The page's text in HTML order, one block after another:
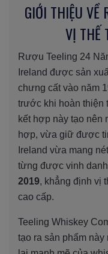
GIỚI THIỆU VỀ
VỊ THẾ
Rượu Teeling 24
Ireland được sản
chưng cất vào năm
trước khi hoàn thiện
kết hợp này tạo nên
hợp, vừa giữ được
Ireland vừa mang
từng được vinh
2019, khẳng định vị
cao cấp.
Teeling Whiskey
tạo ra sản phẩm